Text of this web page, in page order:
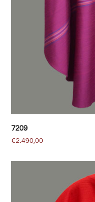
7209
€2.490,00